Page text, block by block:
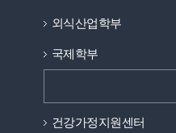
외식산업학부
국제학부
건강가정지원센터